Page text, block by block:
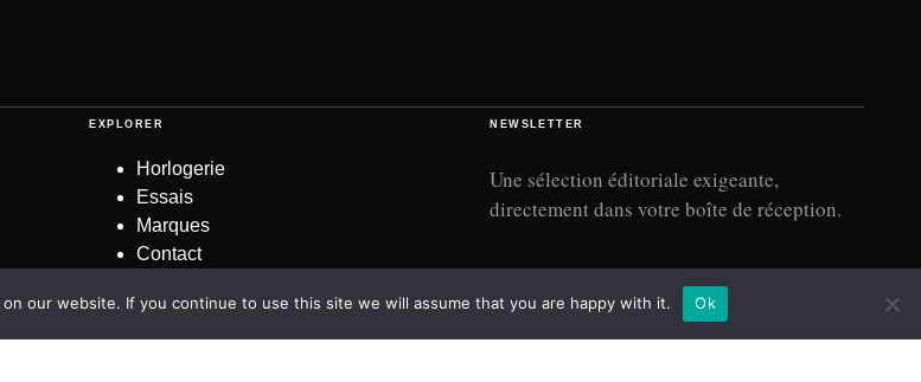
EXPLORER
Horlogerie
Essais
Marques
Contact
NEWSLETTER
Une sélection éditoriale exigeante,
directement dans votre boîte de réception.
Adresse e-mail
our website. If you continue to use this site we will assume that you are happy with it. Ok